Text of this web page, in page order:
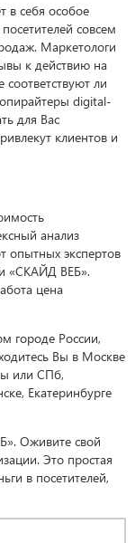
в себя особое
совсем
Маркетологи
к действию на
ли
digital-
для Вас
клиентов и
анализ
опытных экспертов
«СКАЙД ВЕБ».
цена
городе России,
Вы в Москве
или СПб,
Екатеринбурге
Оживите свой
Это простая
в посетителей,